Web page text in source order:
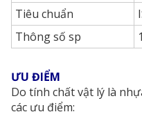
Tiêu chuẩn
Thông số sp
ƯU ĐIỂM
Do tính chất vật lý là
các ưu điểm: